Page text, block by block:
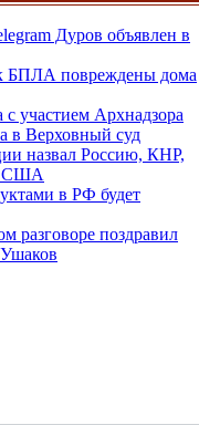
Дуров объявлен в
БПЛА повреждены дома
участием Архнадзора
в Верховный суд
назвал Россию, КНР,
США
в РФ будет
разговоре поздравил